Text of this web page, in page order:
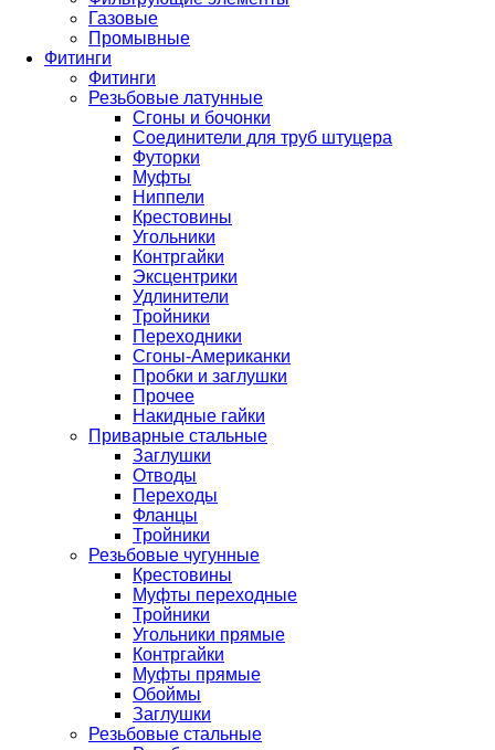
Газовые
Промывные
Фитинги
Фитинги
Резьбовые латунные
Сгоны и бочонки
Соединители для труб штуцера
Футорки
Муфты
Ниппели
Крестовины
Угольники
Контргайки
Эксцентрики
Удлинители
Тройники
Переходники
Сгоны-Американки
Пробки и заглушки
Прочее
Накидные гайки
Приварные стальные
Заглушки
Отводы
Переходы
Фланцы
Тройники
Резьбовые чугунные
Крестовины
Муфты переходные
Тройники
Угольники прямые
Контргайки
Муфты прямые
Обоймы
Заглушки
Резьбовые стальные